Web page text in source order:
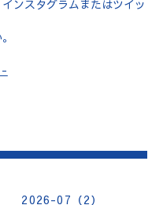
ンスタグラムまたはツイッ
2026-07（2）